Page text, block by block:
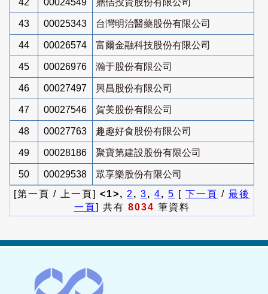
43 00025343 台灣明治醫藥股份有限公司
44 00026574 富爾金融科技股份有限公司
45 00026976 瀚于股份有限公司
46 00027497 興昌股份有限公司
47 00027546 賀美股份有限公司
48 00027763 趣趣好食股份有限公司
49 00028186 聚寶第建設股份有限公司
50 00029538
眾享樂股份有限公司
[第一頁 / 上一頁] <1>, 2 , 3, 4, 5 [ 下一頁 / 最後
一頁] 共有 8034 筆資料